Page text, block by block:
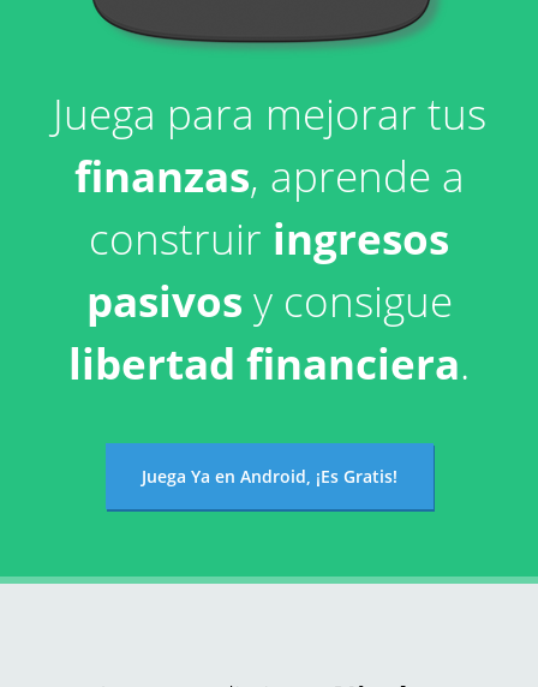
Juega para mejorar tus
finanzas, aprende a
construir ingresos
pasivos y consigue
libertad financiera.
Juega Ya en Android, ¡Es Gratis!